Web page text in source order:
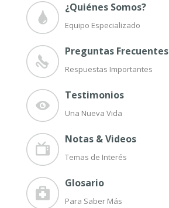
¿Quiénes Somos?
Equipo Especializado
Preguntas Frecuentes
Respuestas Importantes
Testimonios
Una Nueva Vida
Notas & Videos
Temas de Interés
Glosario
Para Saber Más